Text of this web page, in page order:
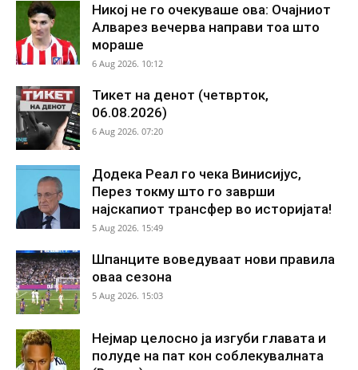
Никој не го очекуваше ова: Очајниот
Алварез вечерва направи тоа што
мораше
6 Aug 2026. 10:12
Тикет на денот (четврток,
06.08.2026)
6 Aug 2026. 07:20
Додека Реал го чека Винисијус,
Перез токму што го заврши
најскапиот трансфер во историјата!
5 Aug 2026. 15:49
Шпанците воведуваат нови правила
оваа сезона
5 Aug 2026. 15:03
Нејмар целосно ја изгуби главата и
полуде на пат кон соблекувалната